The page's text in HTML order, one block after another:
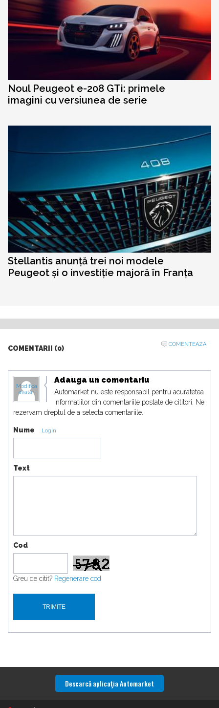
Noul Peugeot e-208 GTi: primele
imagini cu versiunea de serie
Stellantis anunță trei noi modele
Peugeot și o investiție majoră în Franța
COMENTARII (0)
COMENTEAZA
Modifica
avatar
Adauga un comentariu
Automarket nu este responsabil pentru acuratetea
informatiilor din comentariile postate de cititori. Ne
rezervam dreptul de a selecta comentariile.
Nume Login
Text
Cod
Greu de citit? Regenerare cod
Descarcă aplicaţia Automarket